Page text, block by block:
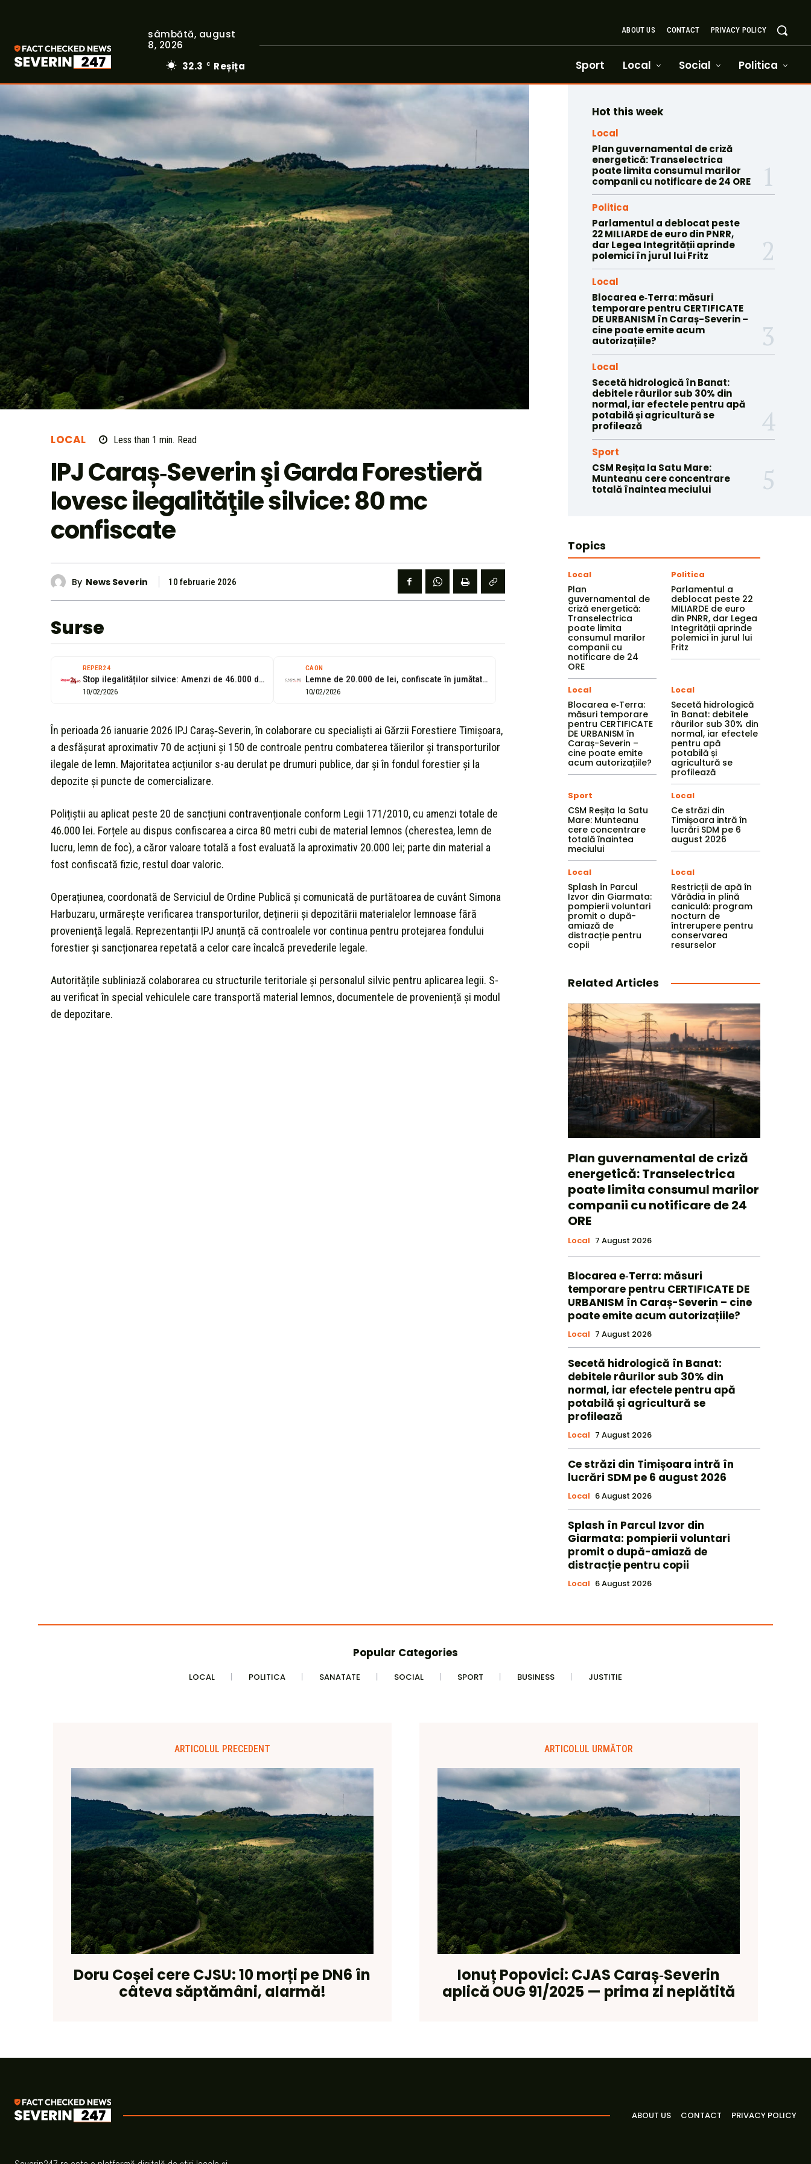
sâmbătă, august
8, 2026
32.3
C Reșița
ABOUT US CONTACT PRIVACY POLICY
Sport Local Social Politica
LOCAL Less than 1 min. Read
IPJ Caraș‑Severin şi Garda Forestieră
lovesc ilegalităţile silvice: 80 mc
confiscate
By News Severin 10 februarie 2026
Surse
REPER24
Stop ilegalităților silvice: Amenzi de 46.000 de lei aplicate de IPJ Caraș-Severin
10/02/2026
CAON
Lemne de 20.000 de lei, confiscate în jumătate de lună
10/02/2026
În perioada 26 ianuarie 2026 IPJ Caraș‑Severin, în colaborare cu specialiști ai Gărzii Forestiere Timișoara,
a desfășurat aproximativ 70 de acțiuni și 150 de controale pentru combaterea tăierilor și transporturilor
ilegale de lemn. Majoritatea acțiunilor s-au derulat pe drumuri publice, dar și în fondul forestier și la
depozite și puncte de comercializare.
Polițiștii au aplicat peste 20 de sancțiuni contravenționale conform Legii 171/2010, cu amenzi totale de
46.000 lei. Forțele au dispus confiscarea a circa 80 metri cubi de material lemnos (cherestea, lemn de
lucru, lemn de foc), a căror valoare totală a fost evaluată la aproximativ 20.000 lei; parte din material a
fost confiscată fizic, restul doar valoric.
Operațiunea, coordonată de Serviciul de Ordine Publică și comunicată de purtătoarea de cuvânt Simona
Harbuzaru, urmărește verificarea transporturilor, deținerii și depozitării materialelor lemnoase fără
proveniență legală. Reprezentanții IPJ anunță că controalele vor continua pentru protejarea fondului
forestier și sancționarea repetată a celor care încalcă prevederile legale.
Autoritățile subliniază colaborarea cu structurile teritoriale și personalul silvic pentru aplicarea legii. S-
au verificat în special vehiculele care transportă material lemnos, documentele de proveniență și modul
de depozitare.
Hot this week
Local
Plan guvernamental de criză
energetică: Transelectrica
poate limita consumul marilor
companii cu notificare de 24 ORE
Politica
Parlamentul a deblocat peste
22 MILIARDE de euro din PNRR,
dar Legea Integrității aprinde
polemici în jurul lui Fritz
Local
Blocarea e‑Terra: măsuri
temporare pentru CERTIFICATE
DE URBANISM în Caraș-Severin –
cine poate emite acum
autorizațiile?
Local
Secetă hidrologică în Banat:
debitele râurilor sub 30% din
normal, iar efectele pentru apă
potabilă și agricultură se
profilează
Sport
CSM Reșița la Satu Mare:
Munteanu cere concentrare
totală înaintea meciului
Topics
Local
Plan
guvernamental de
criză energetică:
Transelectrica
poate limita
consumul marilor
companii cu
notificare de 24
ORE
Politica
Parlamentul a
deblocat peste 22
MILIARDE de euro
din PNRR, dar Legea
Integrității aprinde
polemici în jurul lui
Fritz
Local
Blocarea e‑Terra:
măsuri temporare
pentru CERTIFICATE
DE URBANISM în
Caraș-Severin –
cine poate emite
acum autorizațiile?
Local
Secetă hidrologică
în Banat: debitele
râurilor sub 30% din
normal, iar efectele
pentru apă
potabilă și
agricultură se
profilează
Sport
CSM Reșița la Satu
Mare: Munteanu
cere concentrare
totală înaintea
meciului
Local
Ce străzi din
Timișoara intră în
lucrări SDM pe 6
august 2026
Local
Splash în Parcul
Izvor din Giarmata:
pompierii voluntari
promit o după-
amiază de
distracție pentru
copii
Local
Restricții de apă în
Vărădia în plină
caniculă: program
nocturn de
întrerupere pentru
conservarea
resurselor
Related Articles
Plan guvernamental de criză
energetică: Transelectrica
poate limita consumul marilor
companii cu notificare de 24
ORE
Local 7 August 2026
Blocarea e‑Terra: măsuri
temporare pentru CERTIFICATE DE
URBANISM în Caraș-Severin – cine
poate emite acum autorizațiile?
Local 7 August 2026
Secetă hidrologică în Banat:
debitele râurilor sub 30% din
normal, iar efectele pentru apă
potabilă și agricultură se
profilează
Local 7 August 2026
Ce străzi din Timișoara intră în
lucrări SDM pe 6 august 2026
Local 6 August 2026
Splash în Parcul Izvor din
Giarmata: pompierii voluntari
promit o după-amiază de
distracție pentru copii
Local 6 August 2026
Popular Categories
LOCAL POLITICA SANATATE SOCIAL SPORT BUSINESS JUSTITIE
ARTICOLUL PRECEDENT
Doru Coșei cere CJSU: 10 morți pe DN6 în
câteva săptămâni, alarmă!
ARTICOLUL URMĂTOR
Ionuț Popovici: CJAS Caraș‑Severin
aplică OUG 91/2025 — prima zi neplătită
ABOUT US CONTACT PRIVACY POLICY